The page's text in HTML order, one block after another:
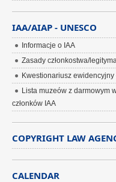
IAA/AIAP - UNESCO
Informacje o IAA
Zasady członkostwa/
Kwestionariusz ewidencyjny
Lista muzeów z darmowym
członków IAA
COPYRIGHT LAW
CALENDAR